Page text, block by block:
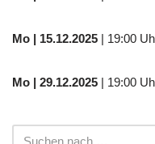
Mo | 15.12.2025 | 19:00
Mo | 29.12.2025 | 19:00